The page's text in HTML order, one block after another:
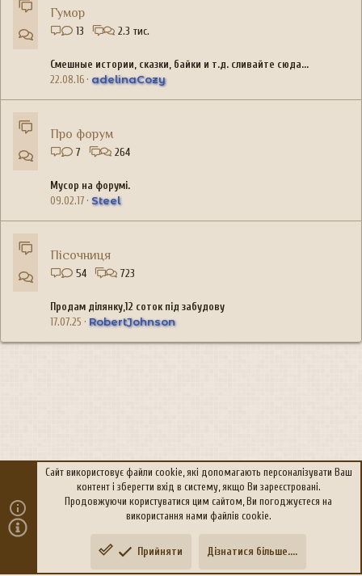
Гумор
13 2.3 тис.
Смешные истории, сказки, байки и т.д. сливайте сюда...
22.08.16
adelinaCozy
Про форум
7 264
Мусор на форумі.
09.02.17
Steel
Пісочниця
54 723
Продам дiлянку,12 соток під забудову
17.07.25
RobertJohnson
Політика конфіденційності Дoпoмoга
Community platform by XenForo
xen-foro.com.ua Зверху
Сайт використовує файли cookie, які допомагають персоналізувати Ваш
контент і зберегти вхід в систему, якщо Ви зареєстровані.
Продовжуючи користуватися цим сайтом, Ви погоджуєтеся на
використання нами файлів cookie.
Прийняти Дізнатися більше....